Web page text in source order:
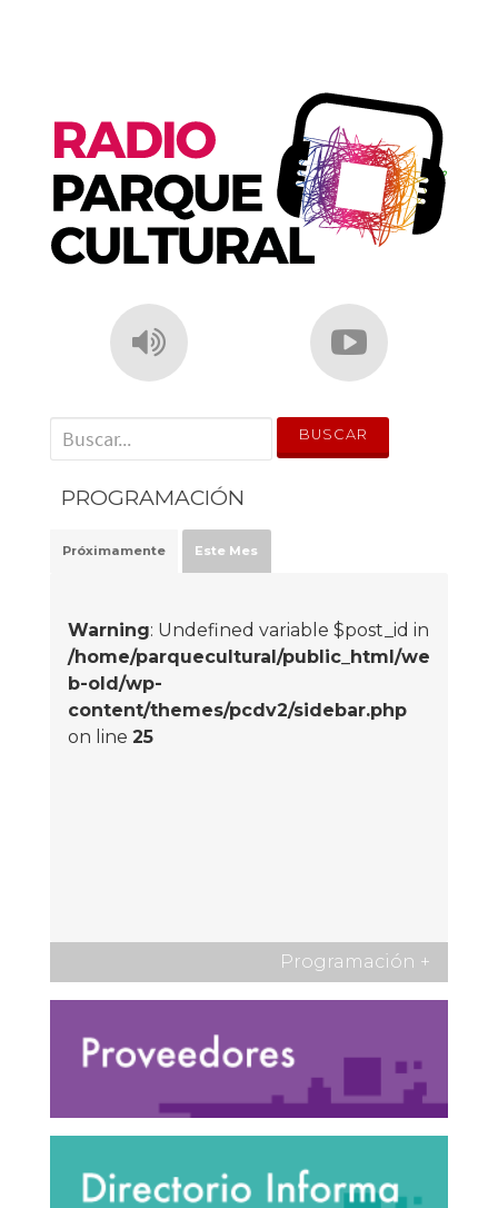
p
' . __('Search for:') . '
PROGRAMACIÓN
Próximamente Este Mes
Warning: Undefined variable $post_id in
/home/parquecultural/public_html/we
b-old/wp-
content/themes/pcdv2/sidebar.php
on line 25
Programación +